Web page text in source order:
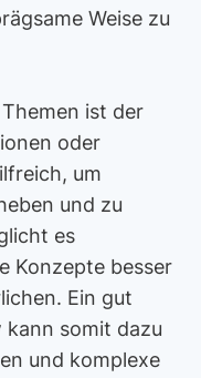
Weise zu
ist der
oder
um
und zu
es
Konzepte besser
Ein gut
somit dazu
und komplexe